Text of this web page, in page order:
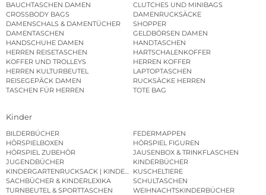
BAUCHTASCHEN DAMEN
CLUTCHES UND MINIBAGS
CROSSBODY BAGS
DAMENRUCKSÄCKE
DAMENSCHALS & DAMENTÜCHER
SHOPPER
DAMENTASCHEN
GELDBÖRSEN DAMEN
HANDSCHUHE DAMEN
HANDTASCHEN
HERREN REISETASCHEN
HARTSCHALENKOFFER
KOFFER UND TROLLEYS
HERREN KOFFER
HERREN KULTURBEUTEL
LAPTOPTASCHEN
REISEGEPÄCK DAMEN
RUCKSÄCKE HERREN
TASCHEN FÜR HERREN
TOTE BAG
Kinder
BILDERBÜCHER
FEDERMAPPEN
HÖRSPIELBOXEN
HÖRSPIEL FIGUREN
HÖRSPIEL ZUBEHÖR
JAUSENBOX & TRINKFLASCHEN
JUGENDBÜCHER
KINDERBÜCHER
KINDERGARTENRUCKSACK | KINDERGARTENBEUTEL
KUSCHELTIERE
SACHBÜCHER & KINDERLEXIKA
SCHULTASCHEN
TURNBEUTEL & SPORTTASCHEN
WEIHNACHTSKINDERBÜCHER